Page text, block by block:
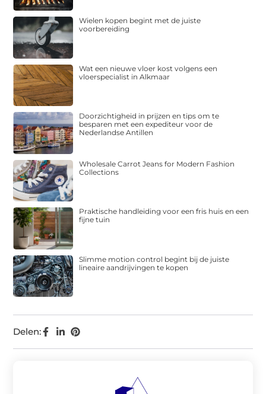
Delen:
Wielen kopen begint met de juiste
voorbereiding
Wat een nieuwe vloer kost volgens een
vloerspecialist in Alkmaar
Doorzichtigheid in prijzen en tips om te
besparen met een expediteur voor de
Nederlandse Antillen
Wholesale Carrot Jeans for Modern Fashion
Collections
Praktische handleiding voor een fris huis en een
fijne tuin
Slimme motion control begint bij de juiste
lineaire aandrijvingen te kopen